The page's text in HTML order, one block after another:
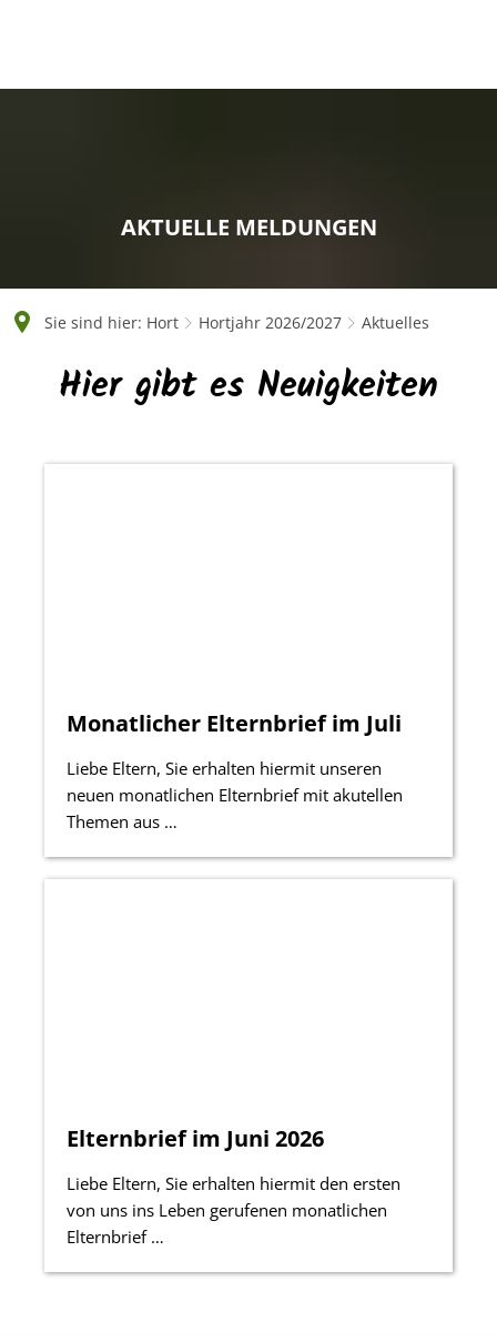
AKTUELLE MELDUNGEN
Sie sind hier: Hort Hortjahr 2026/2027 Aktuelles
Aktuelles
Hier gibt es Neuigkeiten
Monatlicher Elternbrief im Juli
Liebe Eltern, Sie erhalten hiermit unseren
neuen monatlichen Elternbrief mit akutellen
Themen aus …
Elternbrief im Juni 2026
Liebe Eltern, Sie erhalten hiermit den ersten
von uns ins Leben gerufenen monatlichen
Elternbrief …